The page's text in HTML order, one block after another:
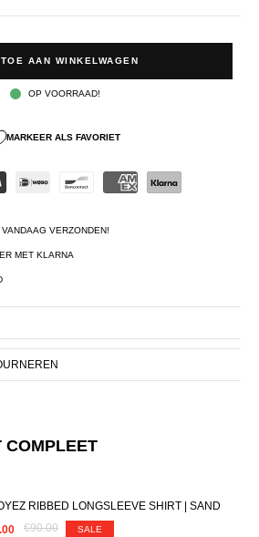
AAN WINKELWAGEN
OP VOORRAAD!
MARKEER ALS FAVORIET
VERZONDEN!
MET KLARNA
COMPLEET
RIBBED LONGSLEEVE SHIRT | SAND
€90.00 SALE